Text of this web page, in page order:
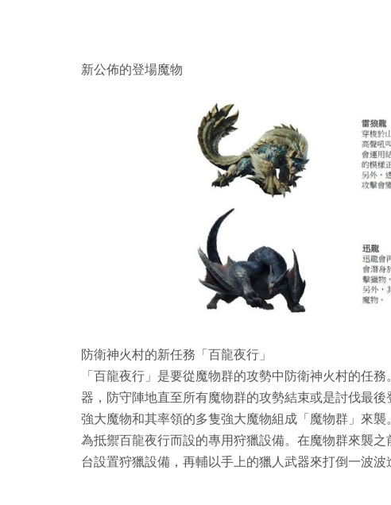
新公佈的登場魔物
防衛神火村的新任務「百龍夜行」
「百龍夜行」是要從魔物群的攻勢中防衛神火村的任
器，防守陣地直至所有魔物群的攻勢結束或是討伐最
強大魔物和其率領的多隻強大魔物組成「魔物群」來
為抵禦百龍夜行而設的專用狩獵設備。在魔物群來襲
台設置狩獵設備，再輔以手上的獵人武器來打倒一波波